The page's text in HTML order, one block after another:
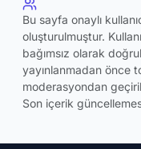
Bu sayfa onaylı
oluşturulmuştur.
bağımsız olarak
yayınlanmadan önce
moderasyondan
Son içerik